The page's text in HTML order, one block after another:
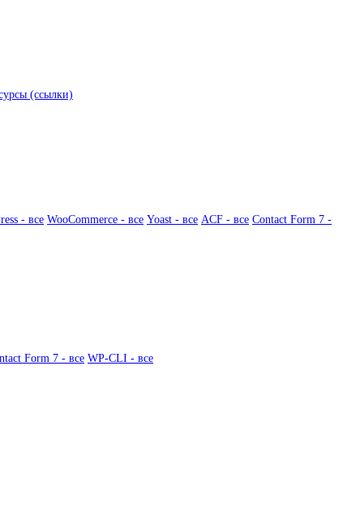
(ссылки)
- все WooCommerce - все Yoast - все ACF - все Contact Form 7 -
Form 7 - все WP-CLI - все